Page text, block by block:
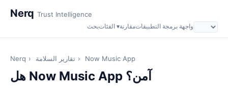
Nerq Trust Intelligence
بحث الفئات ▾مقارنةواجهة برمجة التطبيقات
Nerq › تقارير السلامة › Now Music App
هل Now Music App آمن؟